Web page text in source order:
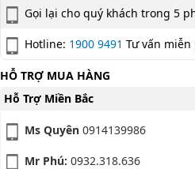
Gọi lại cho quý khách trong 5
Hotline: 1900 9491 Tư vấn miễn
HỖ TRỢ MUA HÀNG
Hỗ Trợ Miền Bắc
Ms Quyên 0914139986
Mr Phú: 0932.318.636